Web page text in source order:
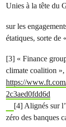
Unies à la tête du
sur les
étatiques, sorte de
[3] « Finance
climate coalition »,
https://
2c3aed0fdd6d
[4] Alignés sur
zéro des banques